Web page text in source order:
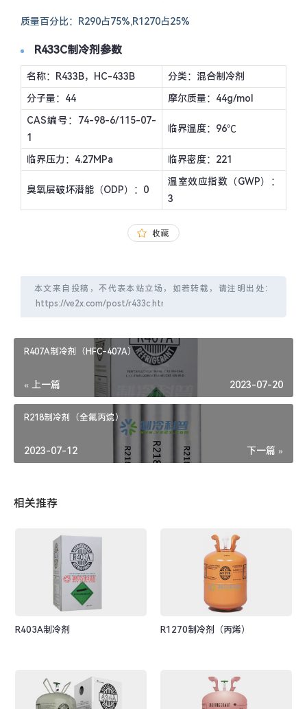
质量百分比：R290占75%,R1270占25%
R433C制冷剂参数
名称：R433B，HC-433B
分类：混合制冷剂
分子量：44
摩尔质量：44g/mol
CAS编号：74-98-6/115-07-
1
临界温度：96℃
临界压力：4.27MPa 临界密度：221
臭氧层破坏潜能（ODP）：0
温室效应指数（GWP）：
3
收藏
本文来自投稿，不代表本站立场，如若转载，请注明出处：
R407A制冷剂（HFC-407A）
« 上一篇 2023-07-20
R218制冷剂（全氟丙烷）
下一篇 »
2023-07-12
相关推荐
R403A制冷剂 R1270制冷剂（丙烯）